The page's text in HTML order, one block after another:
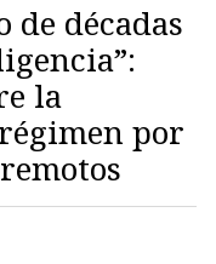
de décadas
la
por